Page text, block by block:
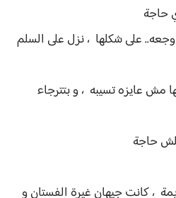
حاجة
على شكلها ، نزل على السلم
مش عايزه تسيبه ، و بتترجاء
حاجة
، كانت جيهان غيرة الفستان و